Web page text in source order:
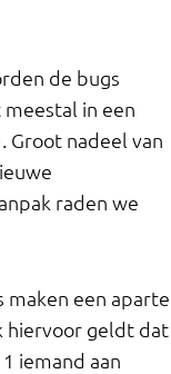
de bugs
in een
Groot nadeel van
raden we
maken een aparte
hiervoor geldt dat
iemand aan